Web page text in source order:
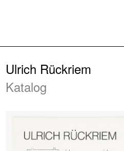
Ulrich Rückriem
Katalog